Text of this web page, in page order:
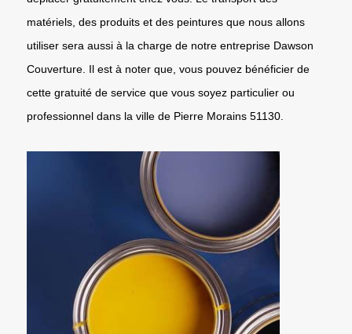
matériels, des produits et des peintures que nous allons
utiliser sera aussi à la charge de notre entreprise Dawson
Couverture. Il est à noter que, vous pouvez bénéficier de
cette gratuité de service que vous soyez particulier ou
professionnel dans la ville de Pierre Morains 51130.